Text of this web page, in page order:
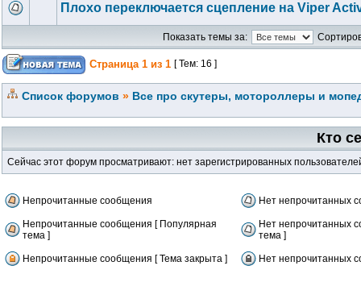
Плохо переключается сцепление на Viper
Показать темы за:
Страница 1 из 1 [ Тем: 16 ]
Список форумов » Все про скутеры, мотороллеры и
Кто
Сейчас этот форум просматривают: нет зарегистрированных
Непрочитанные сообщения Нет непрочитанных
Непрочитанные сообщения [ Популярная
тема ]
Нет непрочитанных
тема ]
Непрочитанные сообщения [ Тема закрыта ] Нет непрочитанных